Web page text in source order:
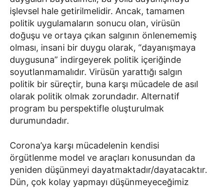
işlevsel hale getirilmelidir. Ancak, tamamen
politik uygulamaların sonucu olan, virüsün
doğuşu ve ortaya çıkan salgının önlenememiş
olması, insani bir duygu olarak, “dayanışmaya
duygusuna” indirgeyerek politik içeriğinde
soyutlanmamalıdır. Virüsün yarattığı salgın
politik bir süreçtir, buna karşı mücadele de asıl
olarak politik olmak zorundadır. Alternatif
program bu perspektifle oluşturulmak
durumundadır.
Corona’ya karşı mücadelenin kendisi
örgütlenme model ve araçları konusundan da
yeniden düşünmeyi dayatmaktadır/dayatacaktır.
Dün, çok kolay yapmayı düşünmeyeceğimiz